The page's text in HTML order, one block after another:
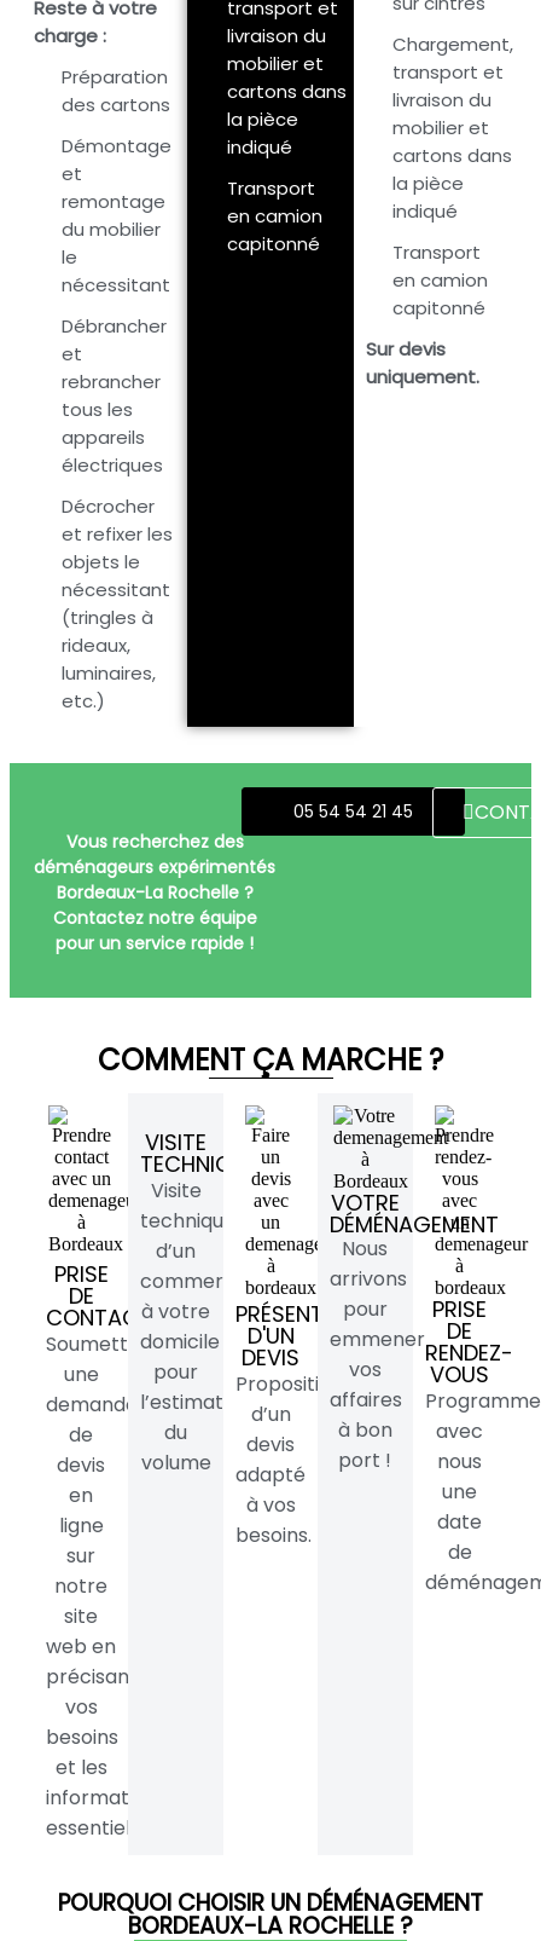
Reste à votre
charge :
Préparation
des cartons
Démontage
et
remontage
du mobilier
le
nécessitant
Débrancher
et
rebrancher
tous les
appareils
électriques
Décrocher
et refixer les
objets le
nécessitant
(tringles à
rideaux,
luminaires,
etc.)
transport et
livraison du
mobilier et
cartons dans
la pièce
indiqué
Transport
en camion
capitonné
Chargement,
transport et
livraison du
mobilier et
cartons dans
la pièce
indiqué
Transport
en camion
capitonné
Sur devis
uniquement.
Vous recherchez des
déménageurs expérimentés
Bordeaux-La Rochelle ?
Contactez notre équipe
pour un service rapide !
05 54 54 21 45
COMMENT ÇA MARCHE ?
PRISE
DE
CONTACT
Soumettez
une
demande
de
devis
en
ligne
sur
notre
site
web en
précisant
vos
besoins
et les
informations
essentielles.
VISITE
TECHNIQUE
Visite
technique
d’un
commercial
à votre
domicile
pour
l’estimation
du
volume
PRÉSENTATION
D'UN
DEVIS
Proposition
d’un
devis
adapté
à vos
besoins.
VOTRE
DÉMÉNAGEMENT
Nous
arrivons
pour
emmener
vos
affaires
à bon
port !
PRISE
DE
RENDEZ-
VOUS
avec
nous
une
date
de
POURQUOI CHOISIR UN DÉMÉNAGEMENT
BORDEAUX-LA ROCHELLE ?